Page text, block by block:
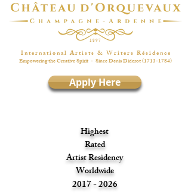
1 8 9 7
I n t e r n a t i o n a l A r t i s t s & W r i t e r s R é s i d e n c e
Empowering the Creative Spirit - Since Denis Diderot(1713-1784)
Apply Here
Highest
Rated
Artist Residency
Worldwide
2017 - 2026